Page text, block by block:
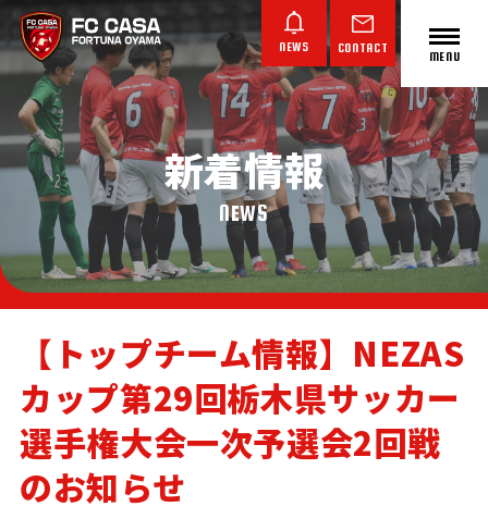
NEWS CONTACT
ABOUT FC CASA
クラブ概要
TOP TEAM
トップチーム
JUNIOR YOUTH
ジュニアユース
JUNIOR
ジュニア
MENU
新着情報
NEWS
【トップチーム情報】NEZAS
カップ第29回栃木県サッカー
選手権大会一次予選会2回戦
のお知らせ